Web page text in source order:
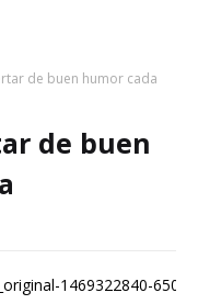
de buen humor cada
de buen